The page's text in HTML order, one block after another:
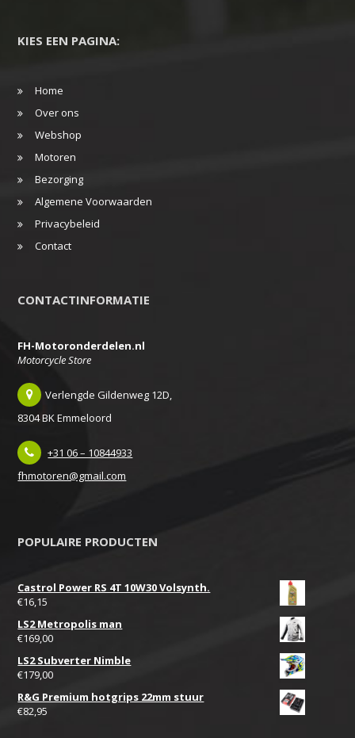
KIES EEN PAGINA:
Home
Over ons
Webshop
Motoren
Bezorging
Algemene Voorwaarden
Privacybeleid
Contact
CONTACTINFORMATIE
FH-Motoronderdelen.nl
Motorcycle Store
Verlengde Gildenweg 12D,
8304 BK Emmeloord
+31 06 – 10844933
fhmotoren@gmail.com
POPULAIRE PRODUCTEN
Castrol Power RS 4T 10W30 Volsynth.
€16,15
LS2 Metropolis man
€169,00
LS2 Subverter Nimble
€179,00
R&G Premium hotgrips 22mm stuur
€82,95